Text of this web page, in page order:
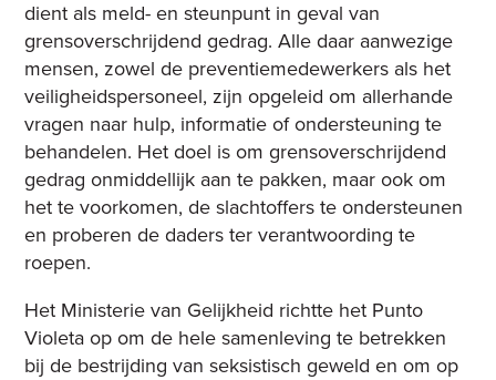
dient als meld- en steunpunt in geval van
grensoverschrijdend gedrag. Alle daar aanwezige
mensen, zowel de preventiemedewerkers als het
veiligheidspersoneel, zijn opgeleid om allerhande
vragen naar hulp, informatie of ondersteuning te
behandelen. Het doel is om grensoverschrijdend
gedrag onmiddellijk aan te pakken, maar ook om
het te voorkomen, de slachtoffers te ondersteunen
en proberen de daders ter verantwoording te
roepen.
Het Ministerie van Gelijkheid richtte het Punto
Violeta op om de hele samenleving te betrekken
bij de bestrijding van seksistisch geweld en om op